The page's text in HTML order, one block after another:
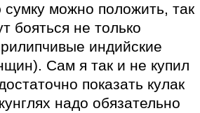
можно положить, так
бояться не только
индийские
Сам я так и не купил
показать кулак
надо обязательно